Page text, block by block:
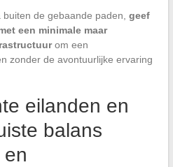
de gebaande paden, geef
een minimale maar
om een
zonder de avontuurlijke ervaring
eilanden en
balans